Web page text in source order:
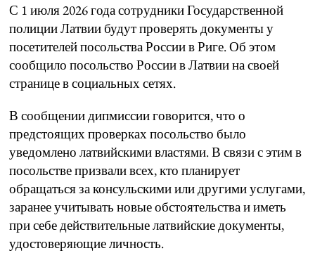
С 1 июля 2026 года сотрудники Государственной
полиции Латвии будут проверять документы у
посетителей посольства России в Риге. Об этом
сообщило посольство России в Латвии на своей
странице в социальных сетях.
В сообщении дипмиссии говорится, что о
предстоящих проверках посольство было
уведомлено латвийскими властями. В связи с этим в
посольстве призвали всех, кто планирует
обращаться за консульскими или другими услугами,
заранее учитывать новые обстоятельства и иметь
при себе действительные латвийские документы,
удостоверяющие личность.